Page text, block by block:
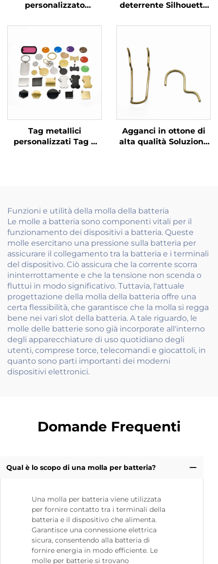
personalizzato
inossidabile Tag
personalizzato
deterrente Silhouette
di marmo riflettente
Tag metallici
personalizzati Tag e
Agganci in ottone di
alta qualità Soluzione
Funzioni e utilità della molla della batteria
Le molle a batteria sono componenti vitali per il
funzionamento dei dispositivi a batteria. Queste
molle esercitano una pressione sulla batteria per
assicurare il collegamento tra la batteria e i terminali
del dispositivo. Ciò assicura che la corrente scorra
ininterrottamente e che la tensione non scenda o
fluttui in modo significativo. Tuttavia, l'attuale
progettazione della molla della batteria offre una
certa flessibilità, che garantisce che la molla si regga
bene nei vari slot della batteria. A tale riguardo, le
molle delle batterie sono già incorporate all'interno
degli apparecchiature di uso quotidiano degli
utenti, comprese torce, telecomandi e giocattoli, in
quanto sono parti importanti dei moderni
dispositivi elettronici.
Domande Frequenti
Qual è lo scopo di una molla per batteria?
Una molla per batteria viene utilizzata
per fornire contatto tra i terminali della
batteria e il dispositivo che alimenta.
Garantisce una connessione elettrica
sicura, consentendo alla batteria di
fornire energia in modo efficiente. Le
molle per batterie si trovano